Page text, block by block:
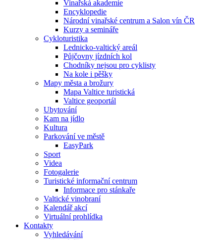
Vinařská akademie
Encyklopedie
Národní vinařské centrum a Salon vín ČR
Kurzy a semináře
Cykloturistika
Lednicko-valtický areál
Půjčovny jízdních kol
Chodníky nejsou pro cyklisty
Na kole i pěšky
Mapy města a brožury
Mapa Valtice turistická
Valtice geoportál
Ubytování
Kam na jídlo
Kultura
Parkování ve městě
EasyPark
Sport
Videa
Fotogalerie
Turistické informační centrum
Informace pro stánkaře
Valtické vinobraní
Kalendář akcí
Virtuální prohlídka
Kontakty
Vyhledávání